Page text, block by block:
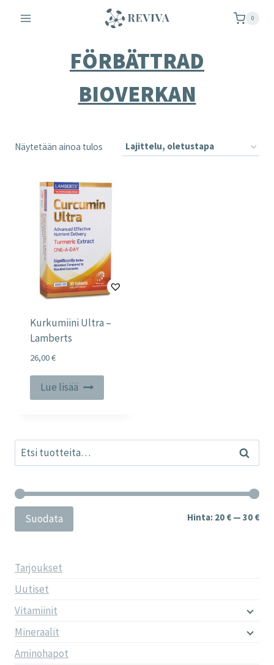
sisältöön
0
FÖRBÄTTRAD
BIOVERKAN
Näytetään ainoa tulos
Kurkumiini Ultra –
Lamberts
26,00€
Lue lisää
Etsi: Haku
Suodata Hinta: 20 € — 30 €
Tarjoukset
Uutiset
Vitamiinit
Mineraalit
Aminohapot